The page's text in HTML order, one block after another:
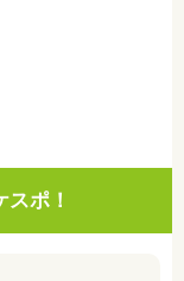
ポ！